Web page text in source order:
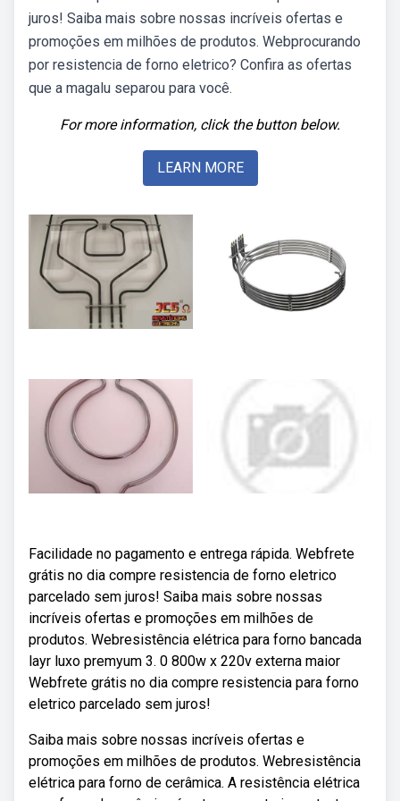
juros! Saiba mais sobre nossas incríveis ofertas e
promoções em milhões de produtos. Webprocurando
por resistencia de forno eletrico? Confira as ofertas
que a magalu separou para você.
For more information, click the button below.
LEARN MORE
Facilidade no pagamento e entrega rápida. Webfrete
grátis no dia compre resistencia de forno eletrico
parcelado sem juros! Saiba mais sobre nossas
incríveis ofertas e promoções em milhões de
produtos. Webresistência elétrica para forno bancada
layr luxo premyum 3. 0 800w x 220v externa maior
Webfrete grátis no dia compre resistencia para forno
eletrico parcelado sem juros!
Saiba mais sobre nossas incríveis ofertas e
promoções em milhões de produtos. Webresistência
elétrica para forno de cerâmica. A resistência elétrica